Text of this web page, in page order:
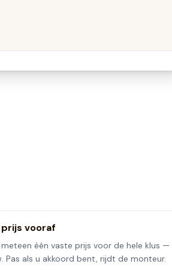
vooraf
één vaste prijs voor de hele klus —
Pas als u akkoord bent, rijdt de monteur.